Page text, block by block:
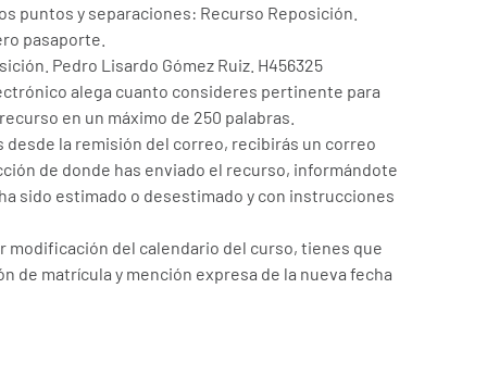
puntos y separaciones: Recurso Reposición.
pasaporte.
Pedro Lisardo Gómez Ruiz. H456325
alega cuanto consideres pertinente para
en un máximo de 250 palabras.
desde la remisión del correo, recibirás un correo
de donde has enviado el recurso, informándote
sido estimado o desestimado y con instrucciones
modificación del calendario del curso, tienes que
de matrícula y mención expresa de la nueva fecha